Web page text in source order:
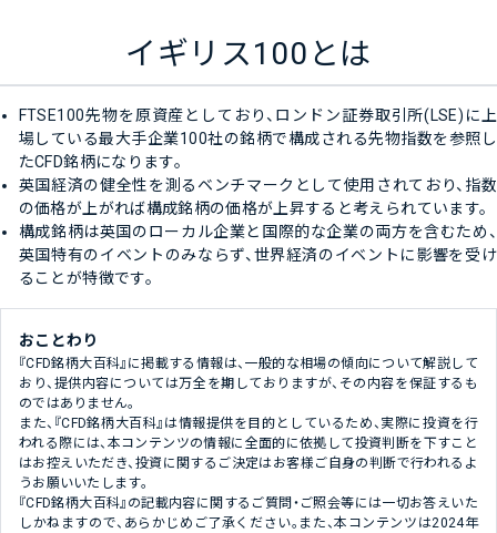
イギリス100とは
FTSE100先物を原資産としており、ロンドン証券取引所(LSE)に上
場している最大手企業100社の銘柄で構成される先物指数を参照し
たCFD銘柄になります。
英国経済の健全性を測るベンチマークとして使用されており、指数
の価格が上がれば構成銘柄の価格が上昇すると考えられています。
構成銘柄は英国のローカル企業と国際的な企業の両方を含むため、
英国特有のイベントのみならず、世界経済のイベントに影響を受け
ることが特徴です。
おことわり
『CFD銘柄大百科』に掲載する情報は、一般的な相場の傾向について解説して
おり、提供内容については万全を期しておりますが、その内容を保証するも
のではありません。
また、『CFD銘柄大百科』は情報提供を目的としているため、実際に投資を行
われる際には、本コンテンツの情報に全面的に依拠して投資判断を下すこと
はお控えいただき、投資に関するご決定はお客様ご自身の判断で行われるよ
うお願いいたします。
『CFD銘柄大百科』の記載内容に関するご質問・ご照会等には一切お答えいた
しかねますので、あらかじめご了承ください。また、本コンテンツは2024年